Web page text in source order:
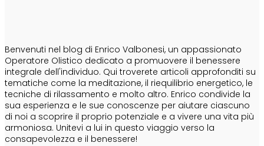
Benvenuti nel blog di Enrico Valbonesi, un appassionato
Operatore Olistico dedicato a promuovere il benessere
integrale dell'individuo. Qui troverete articoli approfonditi su
tematiche come la meditazione, il riequilibrio energetico, le
tecniche di rilassamento e molto altro. Enrico condivide la
sua esperienza e le sue conoscenze per aiutare ciascuno
di noi a scoprire il proprio potenziale e a vivere una vita più
armoniosa. Unitevi a lui in questo viaggio verso la
consapevolezza e il benessere!